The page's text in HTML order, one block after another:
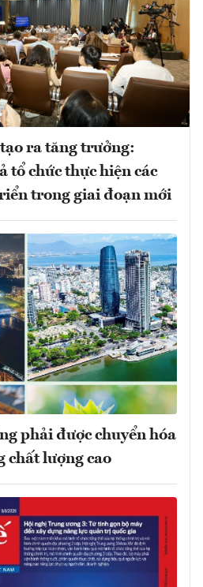
ra tăng trưởng:
tổ chức thực hiện các
trong giai đoạn mới
phải được chuyển hóa
chất lượng cao